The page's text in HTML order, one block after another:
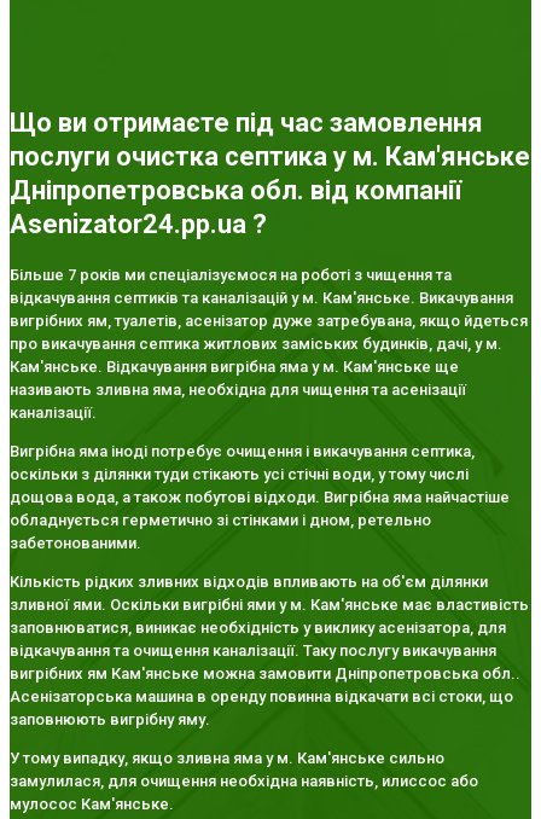
Що ви отримаєте під час замовлення
послуги очистка септика у м. Кам'янське
Дніпропетровська обл. від компанії
Asenizator24.pp.ua ?
Більше 7 років ми спеціалізуємося на роботі з чищення та
відкачування септиків та каналізацій у м. Кам'янське. Викачування
вигрібних ям, туалетів, асенізатор дуже затребувана, якщо йдеться
про викачування септика житлових заміських будинків, дачі, у м.
Кам'янське. Відкачування вигрібна яма у м. Кам'янське ще
називають зливна яма, необхідна для чищення та асенізації
каналізації.
Вигрібна яма іноді потребує очищення і викачування септика,
оскільки з ділянки туди стікають усі стічні води, у тому числі
дощова вода, а також побутові відходи. Вигрібна яма найчастіше
обладнується герметично зі стінками і дном, ретельно
забетонованими.
Кількість рідких зливних відходів впливають на об'єм ділянки
зливної ями. Оскільки вигрібні ями у м. Кам'янське має властивість
заповнюватися, виникає необхідність у виклику асенізатора, для
відкачування та очищення каналізації. Таку послугу викачування
вигрібних ям Кам'янське можна замовити Дніпропетровська обл..
Асенізаторська машина в оренду повинна відкачати всі стоки, що
заповнюють вигрібну яму.
У тому випадку, якщо зливна яма у м. Кам'янське сильно
замулилася, для очищення необхідна наявність, илиссос або
мулосос Кам'янське.